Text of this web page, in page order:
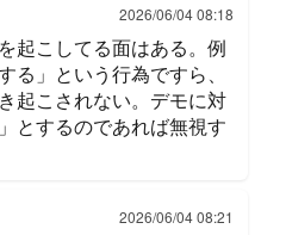
2026/06/04 08:18
起こしてる面はある。例
る」という行為ですら、
起こされない。デモに対
とするのであれば無視す
2026/06/04 08:21